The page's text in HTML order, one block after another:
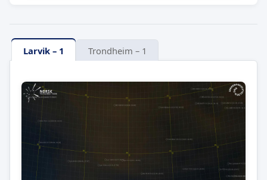
Larvik – 1 Trondheim – 1